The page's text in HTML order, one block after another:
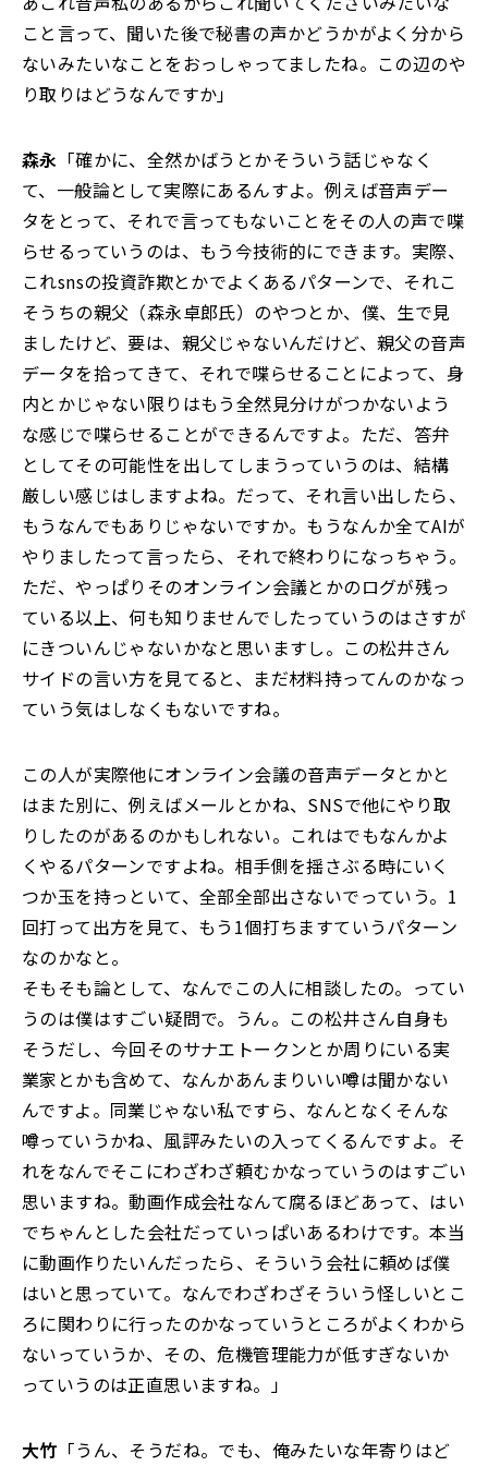
こと言って、聞いた後で秘書の声かどうかがよく分から
ないみたいなことをおっしゃってましたね。この辺のや
り取りはどうなんですか」
森永 「確かに、全然かばうとかそういう話じゃなく
て、一般論として実際にあるんすよ。例えば音声デー
タをとって、それで言ってもないことをその人の声で喋
らせるっていうのは、もう今技術的にできます。実際、
これsnsの投資詐欺とかでよくあるパターンで、それこ
そうちの親父（森永卓郎氏）のやつとか、僕、生で見
ましたけど、要は、親父じゃないんだけど、親父の音声
データを拾ってきて、それで喋らせることによって、身
内とかじゃない限りはもう全然見分けがつかないよう
な感じで喋らせることができるんですよ。ただ、答弁
としてその可能性を出してしまうっていうのは、結構
厳しい感じはしますよね。だって、それ言い出したら、
もうなんでもありじゃないですか。もうなんか全てAIが
やりましたって言ったら、それで終わりになっちゃう。
ただ、やっぱりそのオンライン会議とかのログが残っ
ている以上、何も知りませんでしたっていうのはさすが
にきついんじゃないかなと思いますし。この松井さん
サイドの言い方を見てると、まだ材料持ってんのかなっ
ていう気はしなくもないですね。
この人が実際他にオンライン会議の音声データとかと
はまた別に、例えばメールとかね、SNSで他にやり取
りしたのがあるのかもしれない。これはでもなんかよ
くやるパターンですよね。相手側を揺さぶる時にいく
つか玉を持っといて、全部全部出さないでっていう。1
回打って出方を見て、もう1個打ちますていうパターン
なのかなと。
そもそも論として、なんでこの人に相談したの。ってい
うのは僕はすごい疑問で。うん。この松井さん自身も
そうだし、今回そのサナエトークンとか周りにいる実
業家とかも含めて、なんかあんまりいい噂は聞かない
んですよ。同業じゃない私ですら、なんとなくそんな
噂っていうかね、風評みたいの入ってくるんですよ。そ
れをなんでそこにわざわざ頼むかなっていうのはすごい
思いますね。動画作成会社なんて腐るほどあって、はい
でちゃんとした会社だっていっぱいあるわけです。本当
に動画作りたいんだったら、そういう会社に頼めば僕
はいと思っていて。なんでわざわざそういう怪しいとこ
ろに関わりに行ったのかなっていうところがよくわから
ないっていうか、その、危機管理能力が低すぎないか
っていうのは正直思いますね。」
大竹 「うん、そうだね。でも、俺みたいな年寄りはど